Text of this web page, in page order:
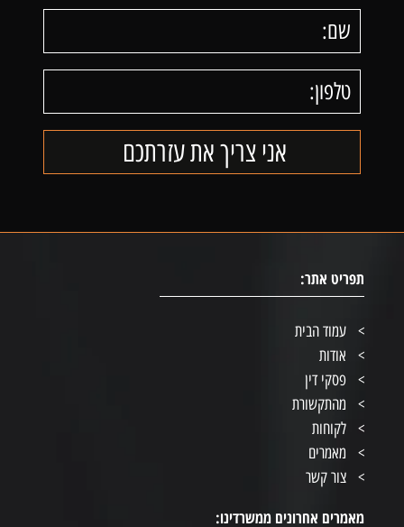
תפריט אתר:
עמוד הבית
אודות
פסקי דין
מהתקשורת
לקוחות
מאמרים
צור קשר
מאמרים אחרונים ממשרדינו: